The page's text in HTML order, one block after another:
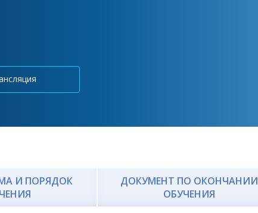
И ПОРЯДОК
ДОКУМЕНТ ПО ОКОНЧАНИИ
ОБУЧЕНИЯ